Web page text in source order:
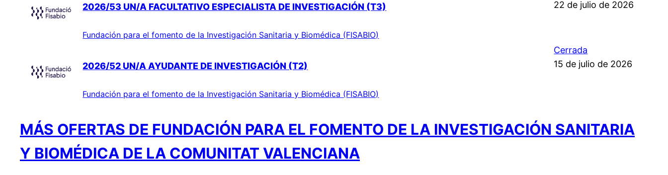
2026/53 UN/A FACULTATIVO ESPECIALISTA DE INVESTIGACIÓN (T3)
Fundación para el fomento de la Investigación Sanitaria y Biomédica (FISABIO)
22 de julio de 2026
2026/52 UN/A AYUDANTE DE INVESTIGACIÓN (T2)
Fundación para el fomento de la Investigación Sanitaria y Biomédica (FISABIO)
Cerrada
15 de julio de 2026
MÁS OFERTAS DE FUNDACIÓN PARA EL FOMENTO DE LA INVESTIGACIÓN SANITARIA
Y BIOMÉDICA DE LA COMUNITAT VALENCIANA